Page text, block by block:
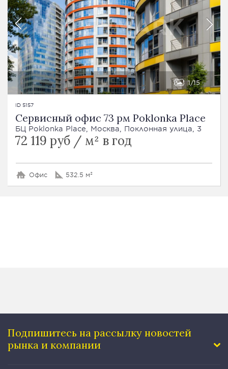
1 15
ID 5157
Сервисный офис 73 рм Poklonka Place
БЦ Poklonka Place, Москва, Поклонная улица, 3
72 119 руб / м² в год
Офис 532.5 м²
Подпишитесь на рассылку новостей
рынка и компании